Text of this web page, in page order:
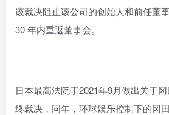
该裁决阻止该公司的创始人和前任董
30 年内重返董事会。
日本最高法院于2021年9月做出关于
终裁决，同年，环球娱乐控制下的冈